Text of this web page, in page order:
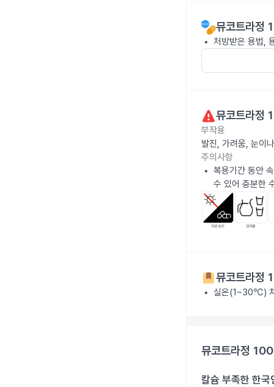
뮤코트라정
처방받은 용법,
뮤코트라정
부작용
발진, 가려움, 눈이
주의사항
복용기간 동안
수 있어 충분한
뮤코트라정
실온(1~30℃)
뮤코트라정
칼슘 부족한 한